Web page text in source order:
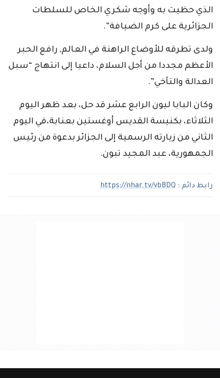
الذي حظيت به وأوجه شكري الخاص للسلطات
الجزائرية على كرم الضيافة”.
ولدى تطرقه للأوضاع الراهنة في العالم, رافع الحبر
الأعظم مجددا من أجل السلام، داعيا إلى انتهاج “سبل
العدالة والتآخي”.
وكان البابا ليون الرابع عشر قد حل، بعد ظهر اليوم
الثلاثاء، بكنيسة القديس أوغستين بعنابة،في اليوم
الثاني من زيارته الرسمية إلى الجزائر بدعوة من رئيس
الجمهورية، عبد المجيد تبون.
رابط دائم : https://nhar.tv/vbBDQ